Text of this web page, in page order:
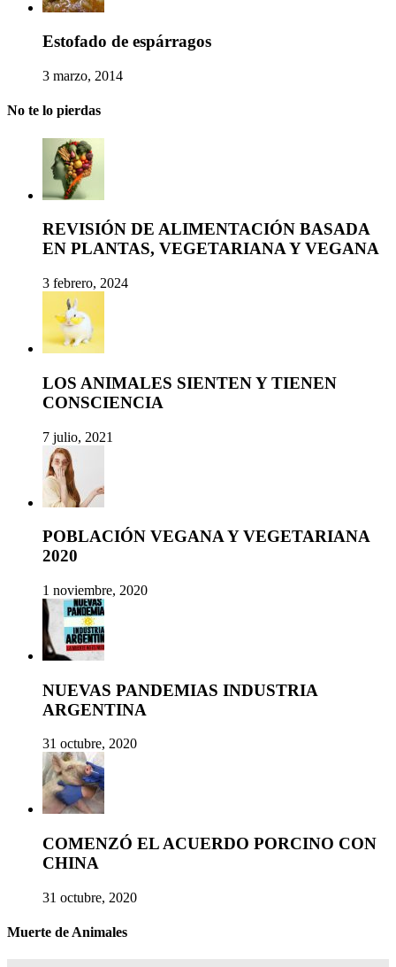
Estofado de espárragos
3 marzo, 2014
No te lo pierdas
REVISIÓN DE ALIMENTACIÓN BASADA
EN PLANTAS, VEGETARIANA Y VEGANA
3 febrero, 2024
LOS ANIMALES SIENTEN Y TIENEN
CONSCIENCIA
7 julio, 2021
POBLACIÓN VEGANA Y VEGETARIANA
2020
1 noviembre, 2020
NUEVAS PANDEMIAS INDUSTRIA
ARGENTINA
31 octubre, 2020
COMENZÓ EL ACUERDO PORCINO CON
CHINA
31 octubre, 2020
Muerte de Animales